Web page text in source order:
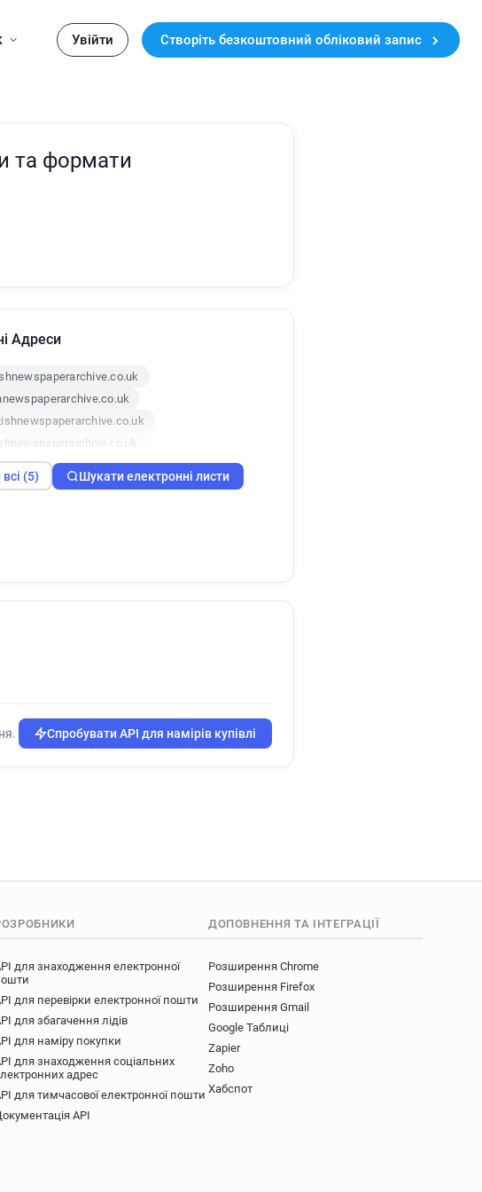
Увійти Створіть безкоштовний обліковий запис
та формати
Адреси
(5) Шукати електронні листи
Спробувати API для намірів купівлі
для знаходження електронної
для перевірки електронної пошти
для збагачення лідів
для наміру покупки
для знаходження соціальних
адрес
для тимчасової електронної пошти
API
ДОПОВНЕННЯ ТА ІНТЕГРАЦІЇ
Розширення Chrome
Розширення Firefox
Розширення Gmail
Google Таблиці
Zapier
Zoho
Хабспот